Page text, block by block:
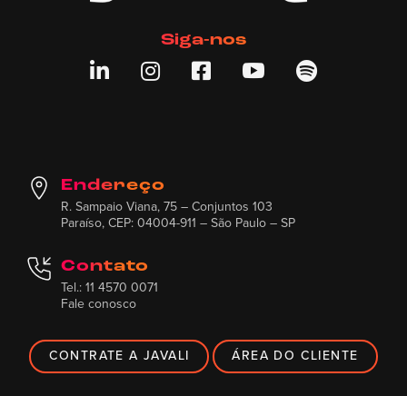
Siga-nos
    
Endereço
R. Sampaio Viana, 75 – Conjuntos 103
Paraíso, CEP: 04004-911 – São Paulo – SP
Contato
Tel.: 11 4570 0071
Fale conosco
CONTRATE A JAVALI ÁREA DO CLIENTE